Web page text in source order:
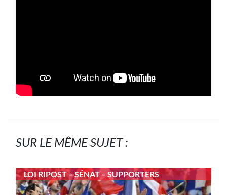
SUR LE MÊME SUJET :
LOI RIPOST – SÉNAT – SUPPORTERS